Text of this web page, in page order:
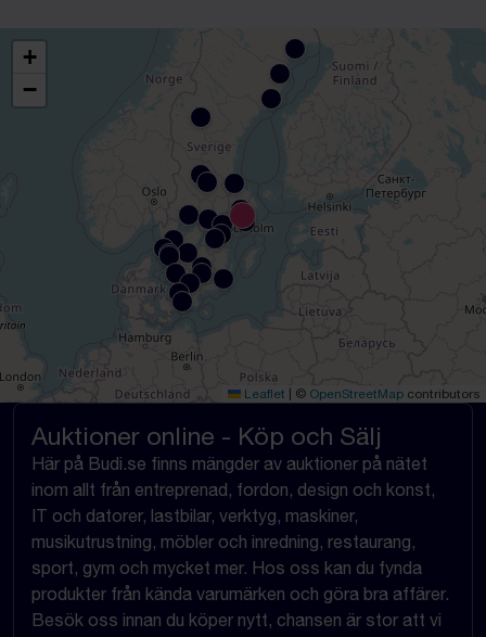
+
−
Leaflet © OpenStreetMap contributors
Auktioner online - Köp och Sälj
Här på Budi.se finns mängder av auktioner på nätet
inom allt från entreprenad, fordon, design och konst,
IT och datorer, lastbilar, verktyg, maskiner,
musikutrustning, möbler och inredning, restaurang,
sport, gym och mycket mer. Hos oss kan du fynda
produkter från kända varumärken och göra bra affärer.
Besök oss innan du köper nytt, chansen är stor att vi